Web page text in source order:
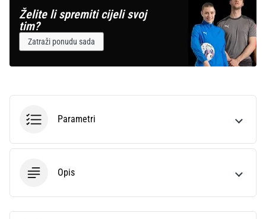
Želite li spremiti cijeli svoj
tim?
Zatraži ponudu sada
Parametri
Opis